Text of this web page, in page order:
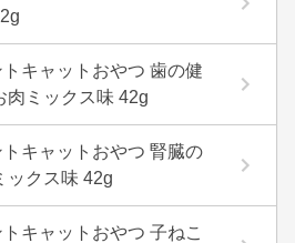
キャットおやつ 歯の健
肉ミックス味 42g
キャットおやつ 腎臓の
ックス味 42g
キャットおやつ 子ねこ